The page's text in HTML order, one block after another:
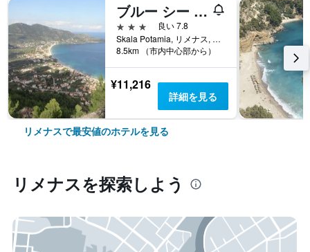
ブルー シー ビーチ ホテル
3つ星
良い 7.8
Skala Potamia, リメナス, ギリシャ
8.5km （市内中心部から）
¥11,216
詳細を見る
リメナスで最安値のホテルを見る
リメナス​を探索しよう